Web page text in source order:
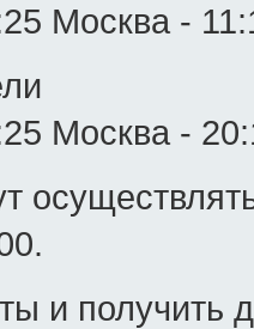
Москва -
Москва -
и